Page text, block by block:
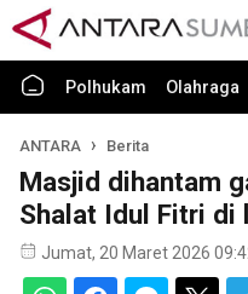
Polhukam Olahraga
ANTARA Berita
Masjid dihantam
Shalat Idul Fitri di
Jumat, 20 Maret 2026